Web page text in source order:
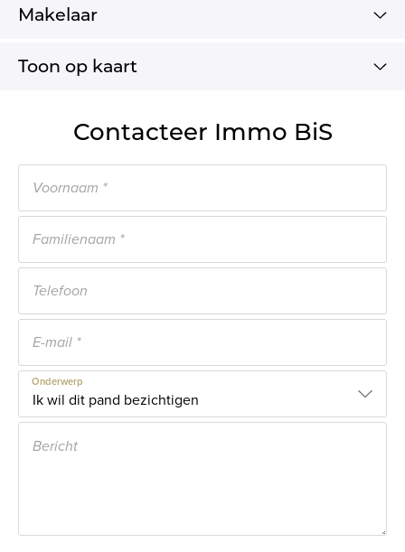
Makelaar
Toon op kaart
Contacteer Immo BiS
Onderwerp